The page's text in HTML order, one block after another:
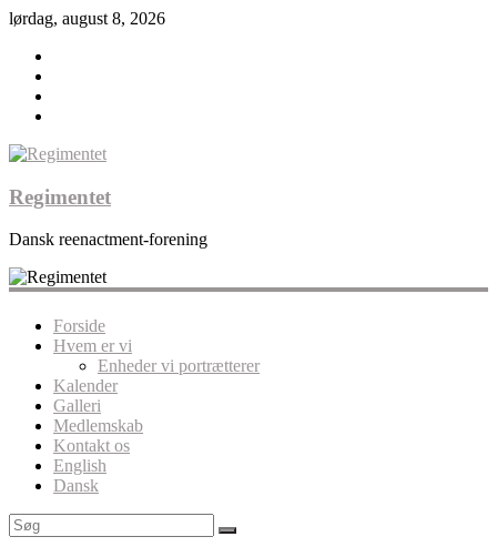
lørdag, august 8, 2026
Regimentet
Dansk reenactment-forening
Forside
Hvem er vi
Enheder vi portrætterer
Kalender
Galleri
Medlemskab
Kontakt os
English
Dansk